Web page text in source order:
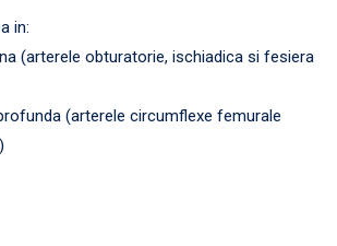
in:
(arterele obturatorie, ischiadica si fesiera
(arterele circumflexe femurale